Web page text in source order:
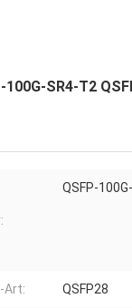
SR4-T2
QSFP-
Art: QSFP28